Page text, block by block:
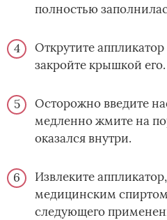
полностью
Открутите
закройте крышкой его.
Осторожно введите
медленно жмите на
оказался внутри.
Извлеките
медицинским
следующего